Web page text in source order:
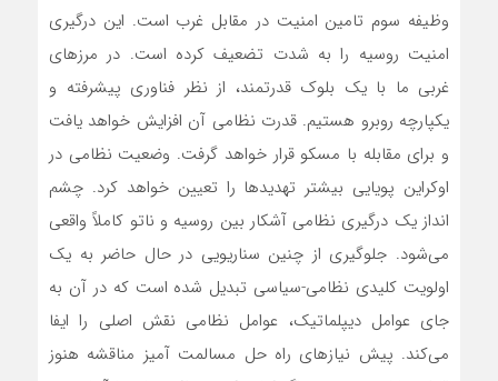
وظیفه سوم تامین امنیت در مقابل غرب است. این درگیری
امنیت روسیه را به شدت تضعیف کرده است. در مرزهای
غربی ما با یک بلوک قدرتمند، از نظر فناوری پیشرفته و
یکپارچه روبرو هستیم. قدرت نظامی آن افزایش خواهد یافت
و برای مقابله با مسکو قرار خواهد گرفت. وضعیت نظامی در
اوکراین پویایی بیشتر تهدیدها را تعیین خواهد کرد. چشم
انداز یک درگیری نظامی آشکار بین روسیه و ناتو کاملاً واقعی‌
می‌شود. جلوگیری از چنین سناریویی در حال حاضر به یک
اولویت کلیدی نظامی-سیاسی تبدیل شده است که در آن به
جای عوامل دیپلماتیک، عوامل نظامی نقش اصلی را ایفا‌
می‌کند. پیش نیازهای راه حل مسالمت آمیز مناقشه هنوز